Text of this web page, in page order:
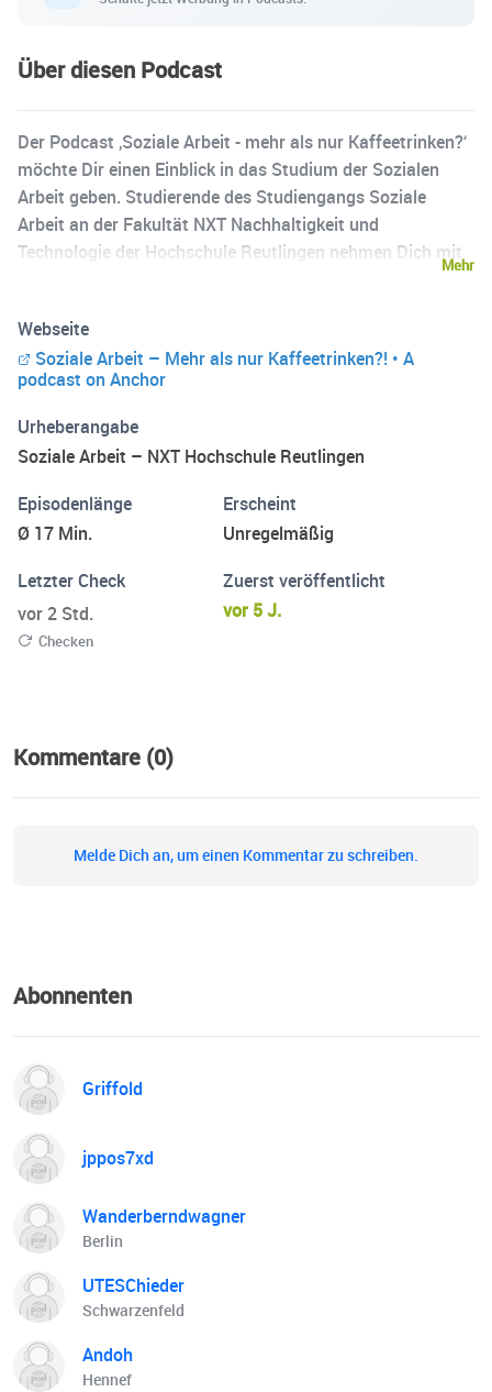
Über diesen Podcast
Der Podcast ‚Soziale Arbeit - mehr als nur Kaffeetrinken?‘
möchte Dir einen Einblick in das Studium der Sozialen
Arbeit geben. Studierende des Studiengangs Soziale
Arbeit an der Fakultät NXT Nachhaltigkeit und
Technologie der Hochschule Reutlingen nehmen Dich mit
gibt es auf der Homepage: https://www.nxt.reutlingen-
university.de/studium/bachelor/soziale-arbeit
Mehr
Webseite
Soziale Arbeit – Mehr als nur Kaffeetrinken?! • A
podcast on Anchor
Urheberangabe
Soziale Arbeit – NXT Hochschule Reutlingen
Episodenlänge
Ø 17 Min.
Erscheint
Unregelmäßig
Letzter Check
vor 2 Std.
Checken
Zuerst veröffentlicht
vor 5 J.
Kommentare (0)
Melde Dich an, um einen Kommentar zu schreiben.
Abonnenten
Griffold
jppos7xd
Wanderberndwagner
Berlin
UTESChieder
Schwarzenfeld
Andoh
Hennef